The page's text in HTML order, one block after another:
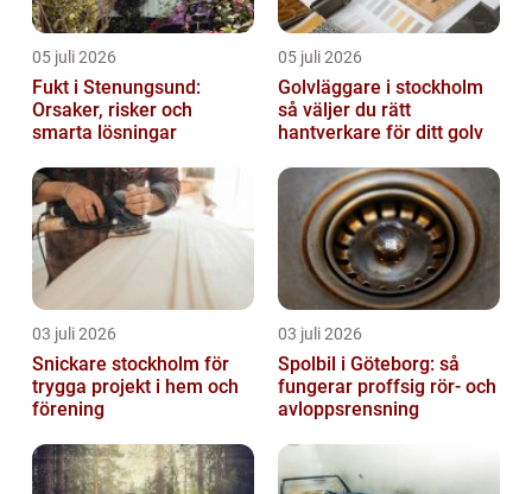
05 juli 2026
Fukt i Stenungsund:
Orsaker, risker och
smarta lösningar
05 juli 2026
Golvläggare i stockholm
så väljer du rätt
hantverkare för ditt golv
03 juli 2026
Snickare stockholm för
trygga projekt i hem och
förening
03 juli 2026
Spolbil i Göteborg: så
fungerar proffsig rör- och
avloppsrensning